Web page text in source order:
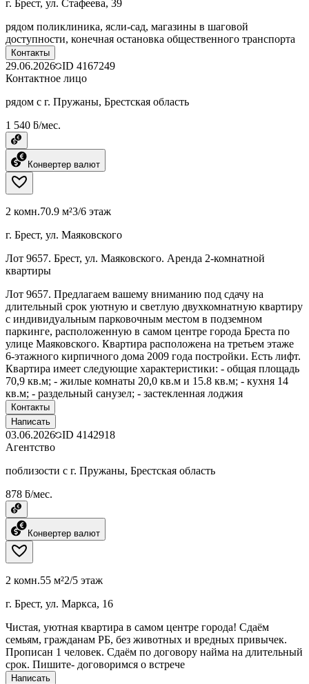
г. Брест, ул. Стафеева, 39
рядом поликлиника, ясли-сад, магазины в шаговой
доступности, конечная остановка общественного транспорта
Контакты
29.06.2026 ID 4167249
Контактное лицо
рядом с г. Пружаны, Брестская область
1 540 ƃ/мес.
Конвертер валют
2 комн.70.9 м²3/6 этаж
г. Брест, ул. Маяковского
Лот 9657. Брест, ул. Маяковского. Аренда 2-комнатной
квартиры
Лот 9657. Предлагаем вашему вниманию под сдачу на
длительный срок уютную и светлую двухкомнатную квартиру
с индивидуальным парковочным местом в подземном
паркинге, расположенную в самом центре города Бреста по
улице Маяковского. Квартира расположена на третьем этаже
6-этажного кирпичного дома 2009 года постройки. Есть лифт.
Квартира имеет следующие характеристики: - общая площадь
70,9 кв.м; - жилые комнаты 20,0 кв.м и 15.8 кв.м; - кухня 14
кв.м; - раздельный санузел; - застекленная лоджия
Контакты
Написать
03.06.2026 ID 4142918
Агентство
поблизости с г. Пружаны, Брестская область
878 ƃ/мес.
Конвертер валют
2 комн.55 м²2/5 этаж
г. Брест, ул. Маркса, 16
Чистая, уютная квартира в самом центре города! Сдаём
семьям, гражданам РБ, без животных и вредных привычек.
Прописан 1 человек. Сдаём по договору найма на длительный
срок. Пишите- договоримся о встрече
Написать